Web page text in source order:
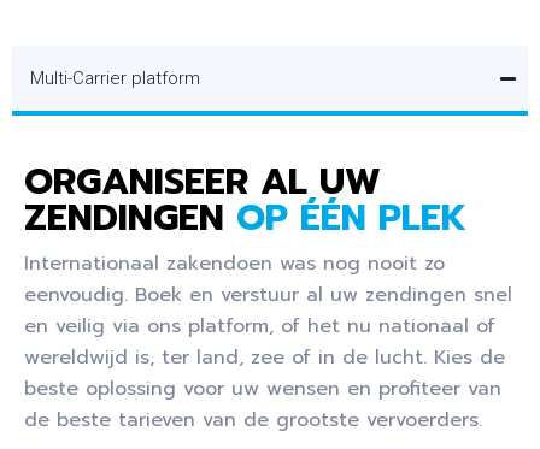
Multi-Carrier platform
ORGANISEER AL UW
ZENDINGEN OP ÉÉN PLEK
Internationaal zakendoen was nog nooit zo
eenvoudig. Boek en verstuur al uw zendingen snel
en veilig via ons platform, of het nu nationaal of
wereldwijd is, ter land, zee of in de lucht. Kies de
beste oplossing voor uw wensen en profiteer van
de beste tarieven van de grootste vervoerders.